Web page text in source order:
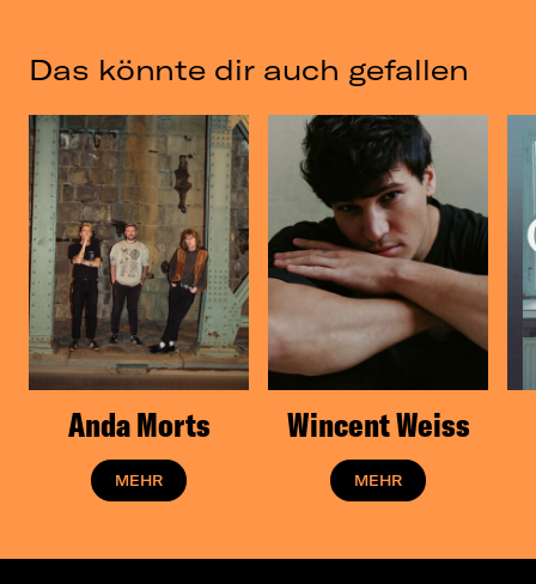
Mi, 03.06.26
Campuswiese vor der Mensa, Magdeburg
Das könnte dir auch gefallen
Anda Morts
MEHR
Wincent Weiss
MEHR